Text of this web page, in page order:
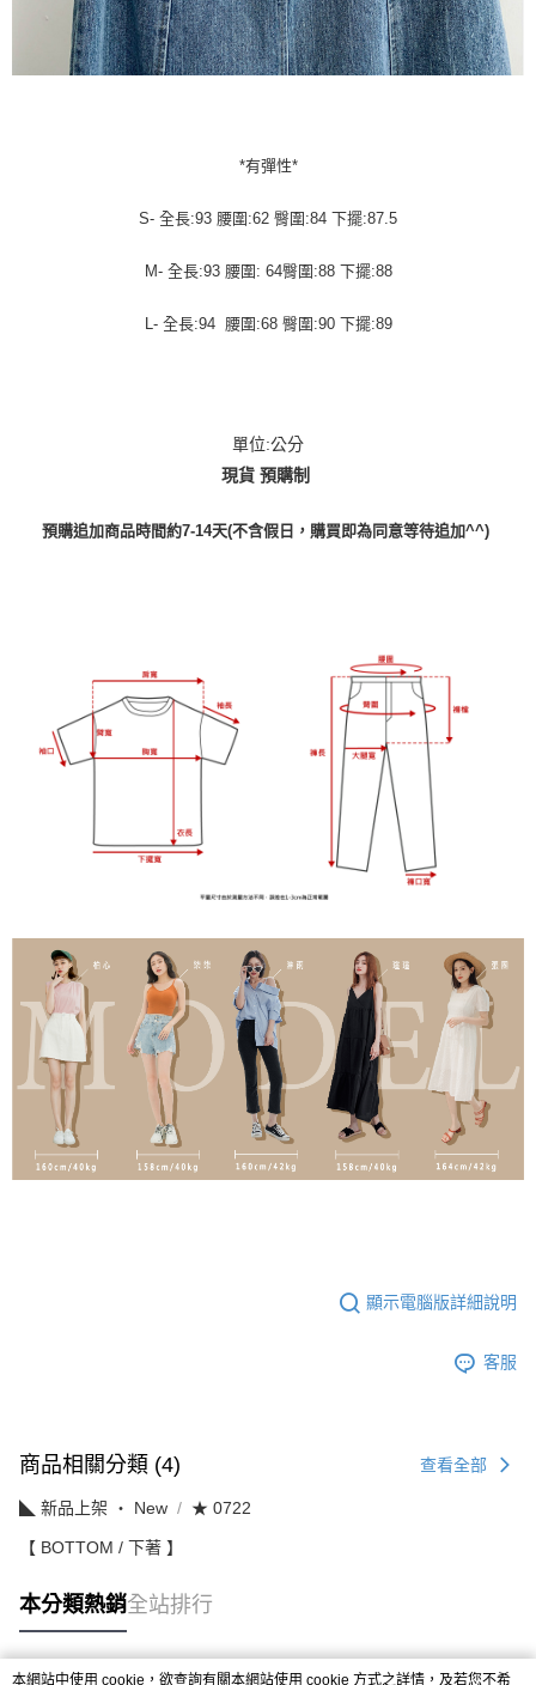
*有彈性*
S- 全長:93 腰圍:62 臀圍:84 下擺:87.5
M- 全長:93 腰圍: 64臀圍:88 下擺:88
L- 全長:94 腰圍:68 臀圍:90 下擺:89
單位:公分
現貨 預購制
預購追加商品時間約7-14天(不含假日，購買即為同意等待追加^^)
顯示電腦版詳細說明
客服
商品相關分類 (4) 查看全部
◣ 新品上架 ‧ New ★ 0722
【 BOTTOM / 下著 】
本分類熱銷全站排行
本網站中使用 cookie，欲查詢有關本網站使用 cookie 方式之詳情，及若您不希